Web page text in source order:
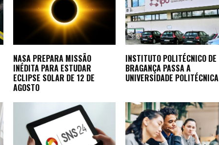
NASA PREPARA MISSÃO
INÉDITA PARA ESTUDAR
ECLIPSE SOLAR DE 12 DE
AGOSTO
INSTITUTO POLITÉCNICO DE
BRAGANÇA PASSA A
UNIVERSIDADE POLITÉCNICA